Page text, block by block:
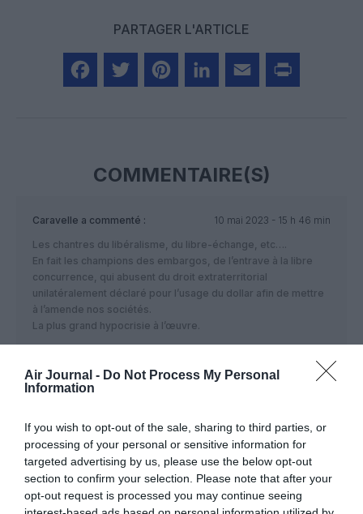
Air Journal - Do Not Process My Personal
Information
If you wish to opt-out of the sale, sharing to third parties, or
processing of your personal or sensitive information for
targeted advertising by us, please use the below opt-out
section to confirm your selection. Please note that after your
opt-out request is processed you may continue seeing
PARTAGER L'ARTICLE
COMMENTAIRE(S)
Caravelle a commenté :
10 mai 2023 - 15 h 46 min
Les chantres du libéralisme, du libre-échange, etc….
En fait les champions des embargos, de l’entrave à la libre
concurrence, qui abusent du droit extraterritorial
unilatéralement déclaré pour l’usage du dollar afin de mettre
à l’amende nos sociétés.
La plus grand hypocrisie à l’œuvre.
FAIRE UN DON